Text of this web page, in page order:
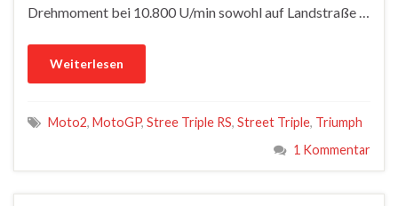
Drehmoment bei 10.800 U/min sowohl auf Landstraße …
Weiterlesen
Moto2, MotoGP, Stree Triple RS, Street Triple, Triumph
1 Kommentar